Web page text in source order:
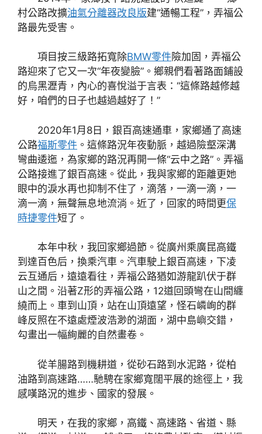
村公路改擴油氣分離器改良版建“通暢工程”，弄福公
路最先受害。
項目按三級路拓寬除BMW零件險加固，弄福公
路迎來了它又一次“年夜變臉”。鄉親們看著路面鋪設
的烏黑瀝青，內心的喜悅溢于言表：“這條路越修越
好，咱們的日子也越過越好了！”
2020年1月8日，銀百高速通車，家鄉通了高速
公路福斯零件 。這條路況年夜動脈，越過險壑深溝
彎曲逶迤，為家鄉的路況再開一條“云中之路”。弄福
公路接進了銀百高速。從此，我與家鄉的距離更她
眼中的淚水再也抑制不住了，滴落，一滴一滴，一
滴一滴，無聲無息地流淌。近了，回家的時間更保
時捷零件短了。
本年中秋，我回家鄉過節。從廣州乘廣昆高鐵
到達百色后，換乘汽車。汽車駛上銀百高速，下凌
云互通后，遠遠看往，弄福公路猶如游龍趴伏于群
山之間。沿著Z形的弄福公路，12道回頭彎在山間纏
繞而上。車到山頂，站在山頂遠望，怪石嶙峋的群
峰反照在不遠處煙波浩渺的湖面，湖中島嶼交錯，
勾畫出一幅絢麗的自然畫卷。
從羊腸路到機耕道，從砂石路到水泥路，從柏
油路到高速路……馳騁在家鄉寬闊平展的途徑上，我
感嘆路況的進步、國家的發展。
明天，在我的家鄉，高鐵、高速路、省道、縣